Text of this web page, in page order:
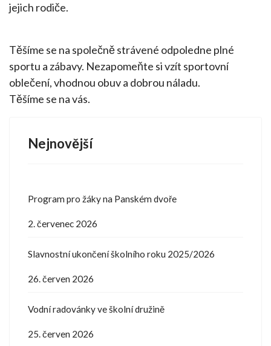
jejich rodiče.
Těšíme se na společně strávené odpoledne plné
sportu a zábavy. Nezapomeňte si vzít sportovní
oblečení, vhodnou obuv a dobrou náladu.
Těšíme se na vás.
Nejnovější
Program pro žáky na Panském dvoře
2. červenec 2026
Slavnostní ukončení školního roku 2025/2026
26. červen 2026
Vodní radovánky ve školní družině
25. červen 2026